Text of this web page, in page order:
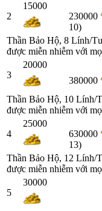
2
15000
230000
10)
Thần Bảo Hộ, 8 Lính/
được miễn nhiễm với
3
20000
380000
Thần Bảo Hộ, 10 Lính/
được miễn nhiễm với
4
25000
630000
13)
Thần Bảo Hộ, 12 Lính/
được miễn nhiễm với
5
30000